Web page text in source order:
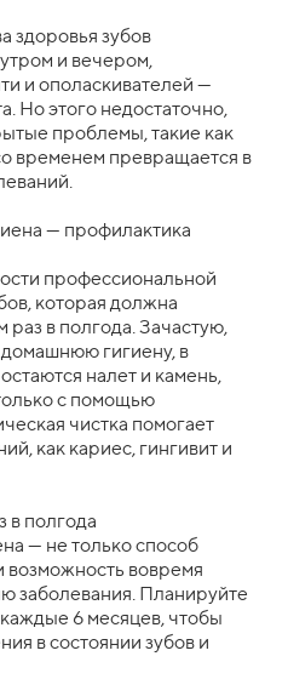
здоровья зубов
и вечером,
и ополаскивателей —
Но этого недостаточно,
проблемы, такие как
временем превращается в
— профилактика
профессиональной
которая должна
в полгода. Зачастую,
гигиену, в
налет и камень,
с помощью
чистка помогает
как кариес, гингивит и
в полгода
— не только способ
возможность вовремя
заболевания. Планируйте
каждые 6 месяцев, чтобы
в состоянии зубов и